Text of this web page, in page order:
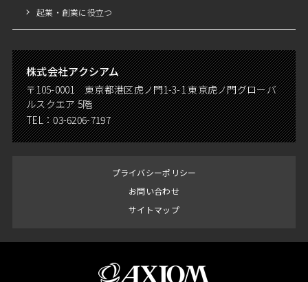
起業・創業に役立つ
株式会社アクシアム
〒105-0001 東京都港区虎ノ門1-3-1 東京虎ノ門グローバ
ルスクエア 5階
TEL：03-6206-7197
プライバシーポリシー
お問い合わせ
サイトマップ